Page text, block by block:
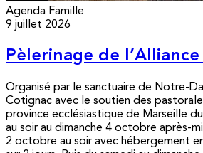
Agenda Famille
9 juillet 2026
Pèlerinage de
Organisé par le sanctuaire de Notre-
Cotignac avec le soutien des
province ecclésiastique de Marseille
au soir au dimanche 4 octobre après-
2 octobre au soir avec hébergement